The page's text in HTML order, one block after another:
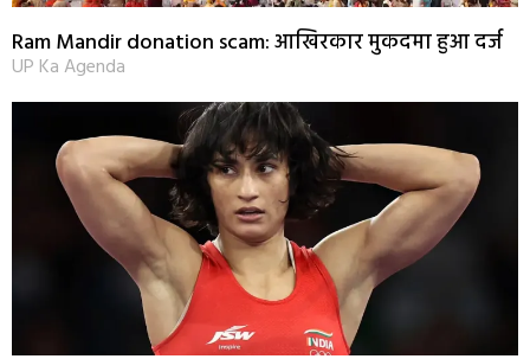
Ram Mandir donation scam: आखिरकार मुकदमा हुआ दर्ज
UP Ka Agenda